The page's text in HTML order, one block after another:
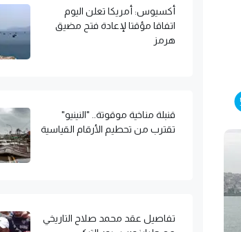
أكسيوس: أمريكا تعلن اليوم
اتفاقا مؤقتا لإعادة فتح مضيق
هرمز
قنبلة مناخية موقوتة.. "النينيو"
تقترب من تحطيم الأرقام القياسية
تفاصيل عقد محمد صلاح التاريخي